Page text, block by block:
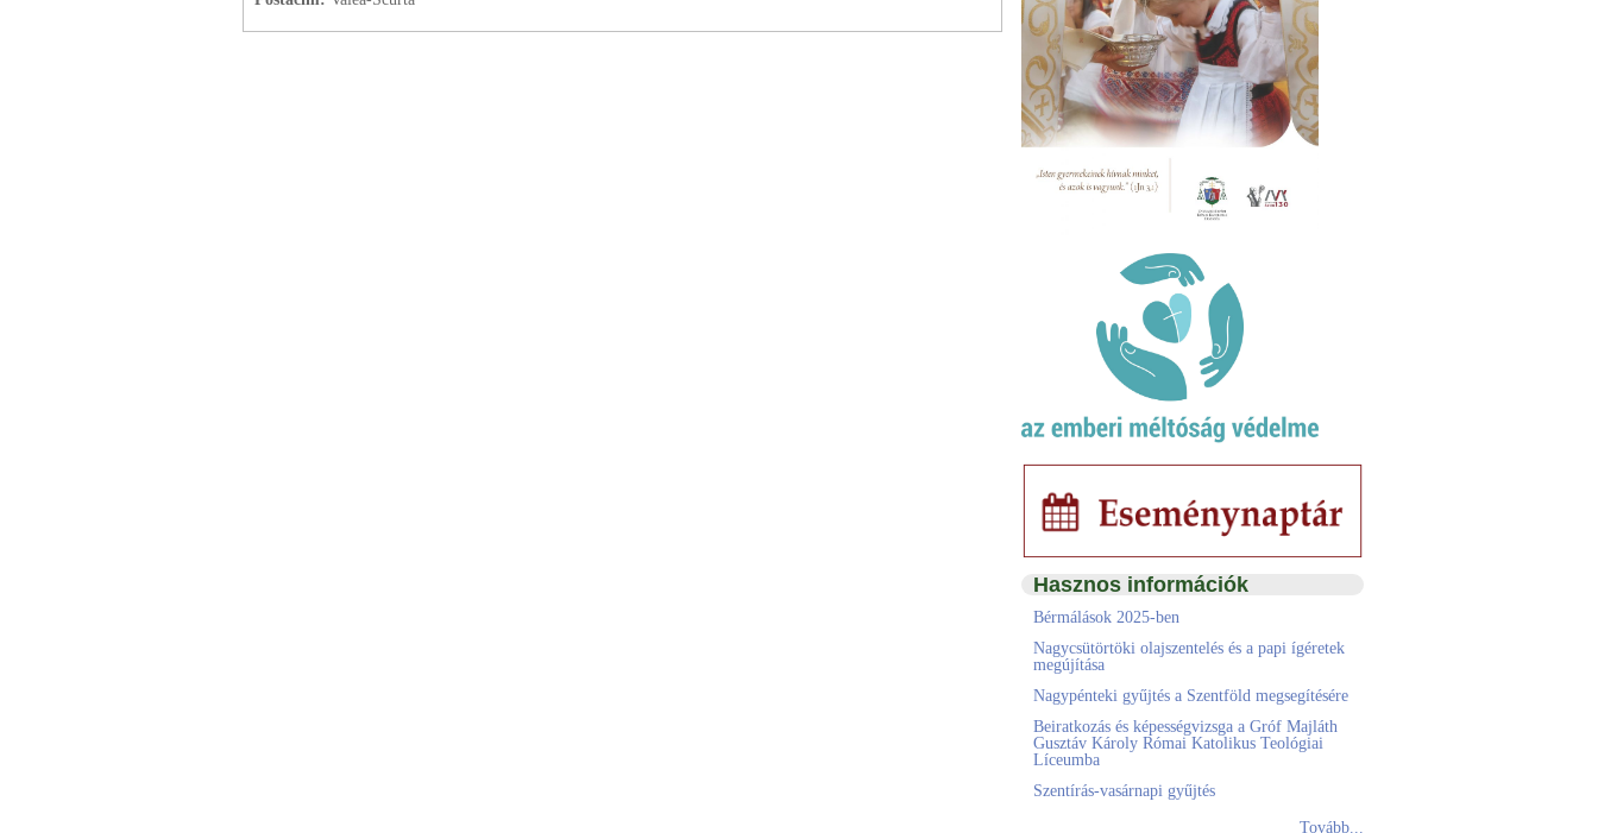
Hasznos információk
Bérmálások 2025-ben
Nagycsütörtöki olajszentelés és a papi ígéretek
megújítása
Nagypénteki gyűjtés a Szentföld megsegítésére
Beiratkozás és képességvizsga a Gróf Majláth
Gusztáv Károly Római Katolikus Teológiai
Líceumba
Szentírás-vasárnapi gyűjtés
Tovább...